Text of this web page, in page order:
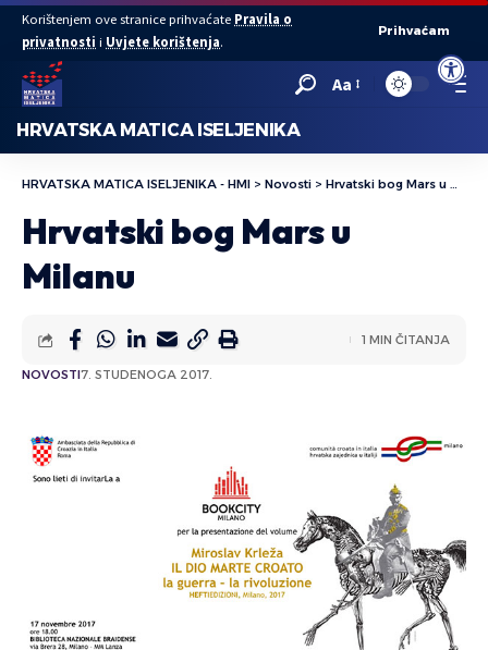
Open
Korištenjem ove stranice prihvaćate Pravila o
privatnosti i Uvjete korištenja.
Prihvaćam
Aa
HRVATSKA MATICA ISELJENIKA
HRVATSKA MATICA ISELJENIKA - HMI > Novosti > Hrvatski bog Mars u Milanu
Hrvatski bog Mars u
Milanu
NOVOSTI7. STUDENOGA 2017.
1 MIN ČITANJA